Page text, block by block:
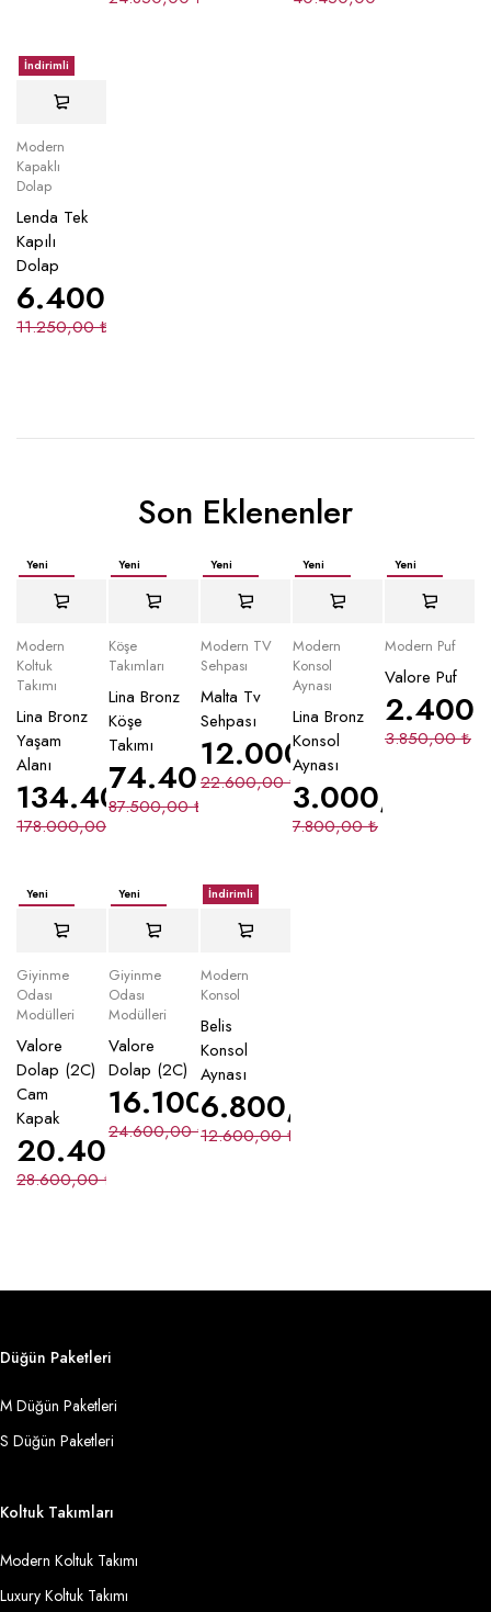
İndirimli
Modern
Kapaklı
Dolap
Lenda Tek
Kapılı
Dolap
11.250,00₺
6.400,00
Son Eklenenler
Yeni
Modern
Koltuk
Takımı
Lina Bronz
Yaşam
Alanı
178.000,00
134.400,00₺
Yeni
Köşe
Takımları
Lina Bronz
Köşe
Takımı
87.500,00₺
74.400,00₺
Yeni
Modern TV
Sehpası
Malta Tv
Sehpası
22.600,00₺
12.000,00
Yeni
Modern
Konsol
Aynası
Lina Bronz
Konsol
Aynası
7.800,00₺
3.000,00
Yeni
Modern Puf
Valore Puf
3.850,00₺
Yeni
Giyinme
Odası
Modülleri
Valore
Dolap (2C)
Cam
Kapak
28.600,00₺
20.400,00₺
Yeni
Giyinme
Odası
Modülleri
Valore
Dolap (2C)
24.600,00₺
16.100,00₺
İndirimli
Modern
Konsol
Belis
Konsol
Aynası
12.600,00₺
6.800,00
Düğün Paketleri
M Düğün Paketleri
S Düğün Paketleri
Koltuk Takımları
Modern Koltuk Takımı
Luxury Koltuk Takımı